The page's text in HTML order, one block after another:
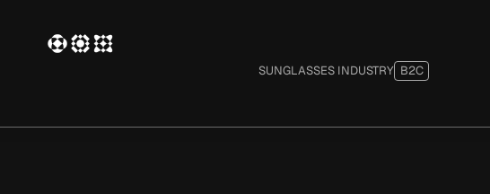
SUNGLASSES INDUSTRY B2C